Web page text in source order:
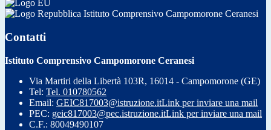
Istituto Comprensivo Campomorone Ceranesi
Contatti
Istituto Comprensivo Campomorone Ceranesi
Via Martiri della Libertà 103R, 16014 - Campomorone (GE)
Tel: Tel. 010780562
Email: GEIC817003@istruzione.itLink per inviare una mail
PEC: geic817003@pec.istruzione.itLink per inviare una mail
C.F.: 80049490107